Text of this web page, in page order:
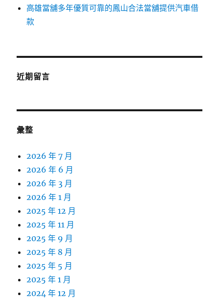
高雄當舖多年優質可靠的鳳山合法當舖提供汽車借
款
近期留言
彙整
2026 年 7 月
2026 年 6 月
2026 年 3 月
2026 年 1 月
2025 年 12 月
2025 年 11 月
2025 年 9 月
2025 年 8 月
2025 年 5 月
2025 年 1 月
2024 年 12 月